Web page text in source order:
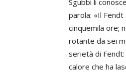
Sgubbi li
parola: «Il
cinquemila ore;
rotante da sei
serietà di
calore che ha